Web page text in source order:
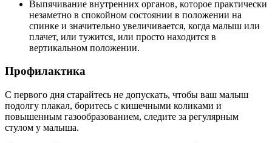
Выпячивание внутренних органов, которое практически
незаметно в спокойном состоянии в положении на
спинке и значительно увеличивается, когда малыш или
плачет, или тужится, или просто находится в
вертикальном положении.
Профилактика
С первого дня старайтесь не допускать, чтобы ваш малыш
подолгу плакал, боритесь с кишечными коликами и
повышенным газообразованием, следите за регулярным
стулом у малыша.